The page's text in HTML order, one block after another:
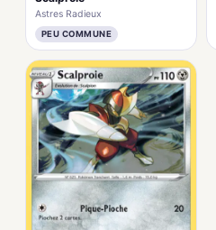
Astres Radieux
PEU COMMUNE